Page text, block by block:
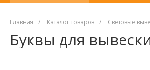
Главная / Каталог товаров / Световые
Буквы для